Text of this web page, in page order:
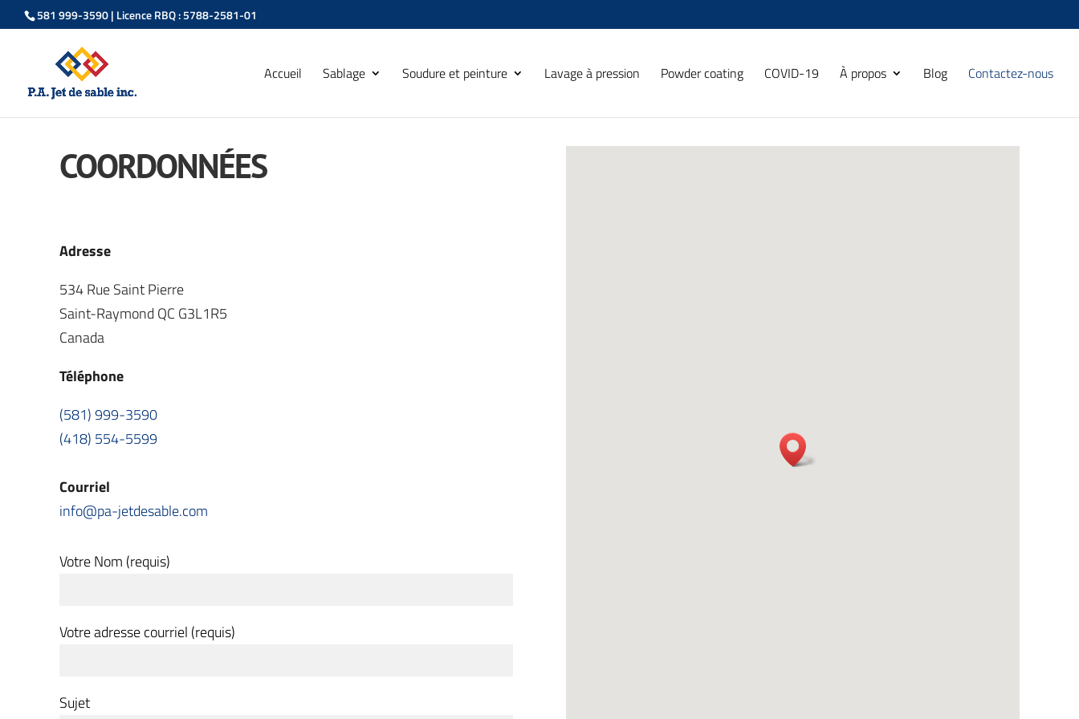
581 999-3590| Licence RBQ : 5788-2581-01
Accueil Sablage Soudure et peinture Lavage à pression Powder coating COVID-19 À propos Blog Contactez-nous
COORDONNÉES
Adresse
534 Rue Saint Pierre
Saint-Raymond QC G3L1R5
Canada
Téléphone
(581) 999-3590
(418) 554-5599
Courriel
info@pa-jetdesable.com
Votre Nom (requis)
Votre adresse courriel (requis)
Sujet